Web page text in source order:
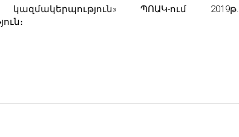
ՊՈԱԿ-ում 2019թ.